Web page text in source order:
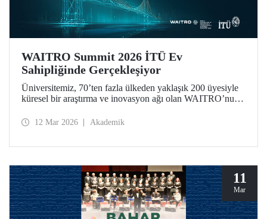
WAITRO Summit 2026 İTÜ Ev
Sahipliğinde Gerçekleşiyor
Üniversitemiz, 70’ten fazla ülkeden yaklaşık 200 üyesiyle
küresel bir araştırma ve inovasyon ağı olan WAITRO’nun
Öncü Olmak - Ortak Geleceğimiz İçin Birlikte Üretimi
12 Mar 2026 Akademik
11
Mar